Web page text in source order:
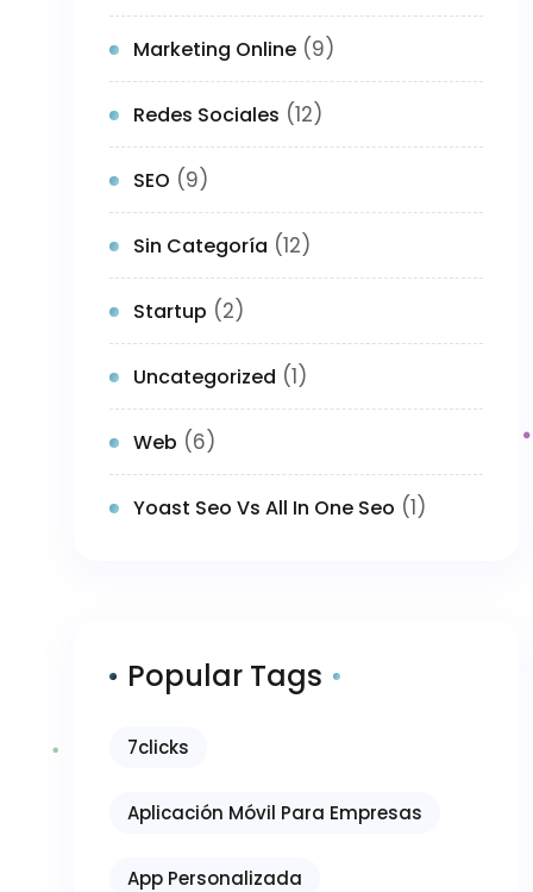
Marketing Online (9)
Redes Sociales (12)
SEO (9)
Sin Categoría (12)
Startup (2)
Uncategorized (1)
Web (6)
Yoast Seo Vs All In One Seo (1)
Popular Tags
7clicks
Aplicación Móvil Para Empresas
App Personalizada